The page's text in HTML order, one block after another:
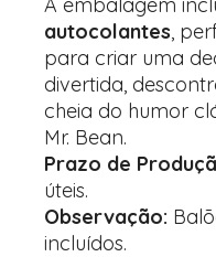
autocolantes,
para criar uma
divertida,
cheia do humor
Mr. Bean.
Prazo de
úteis.
Observação:
incluídos.